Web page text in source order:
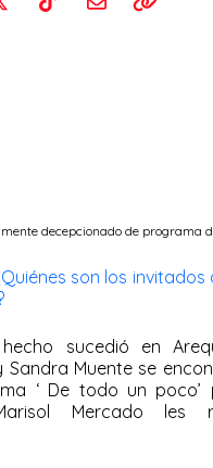
decepcionado de programa
son los
sucedió en
Sandra Muente se
‘ De todo un poco’
Mercado les